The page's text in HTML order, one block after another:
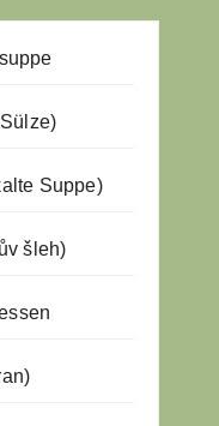
Suppe)
šleh)